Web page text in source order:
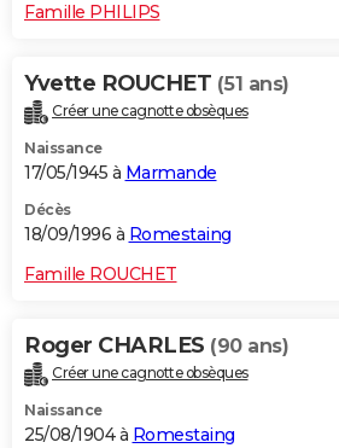
Famille PHILIPS
Yvette ROUCHET (51 ans)
Créer une cagnotte obsèques
Naissance
17/05/1945 à Marmande
Décès
18/09/1996 à Romestaing
Famille ROUCHET
Roger CHARLES (90 ans)
Créer une cagnotte obsèques
Naissance
25/08/1904 à Romestaing